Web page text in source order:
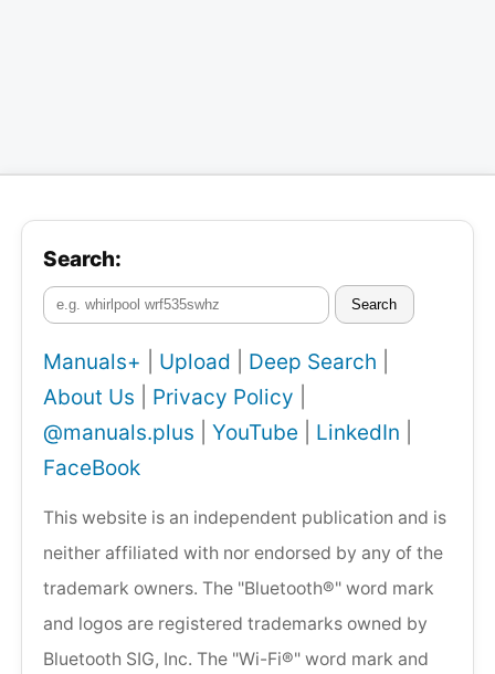
Search:
Search
Manuals+ Upload Deep Search
About Us
Privacy Policy
@manuals.plus
YouTube LinkedIn
FaceBook
This website is an independent publication and is
neither affiliated with nor endorsed by any of the
trademark owners. The "Bluetooth®" word mark
and logos are registered trademarks owned by
Bluetooth SIG, Inc. The "Wi-Fi®" word mark and